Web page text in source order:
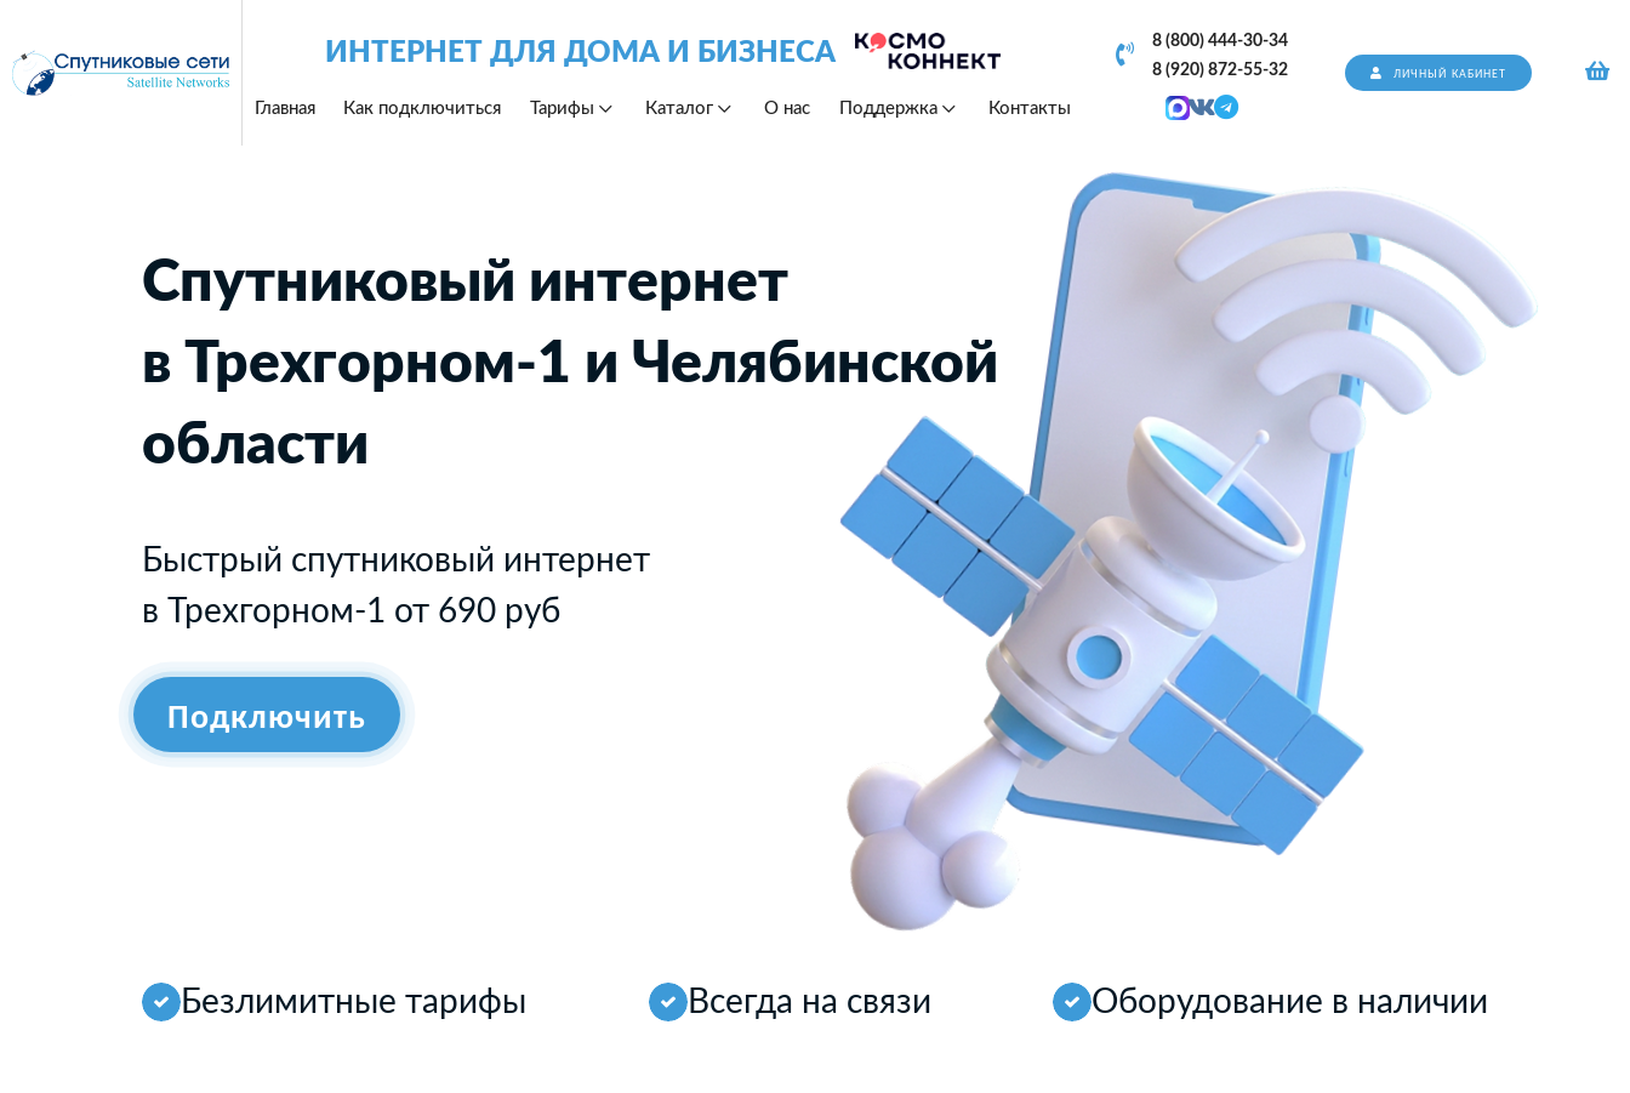
ИНТЕРНЕТ ДЛЯ ДОМА И БИЗНЕСА
Главная Как подключиться Тарифы Каталог О нас Поддержка Контакты
8 (800) 444-30-34
8 (920) 872-55-32
ЛИЧНЫЙ КАБИНЕТ
Спутниковый интернет
в Трехгорном-1 и Челябинской
области
Быстрый спутниковый интернет
в Трехгорном-1 от 690 руб
Подключить
Безлимитные тарифы Всегда на связи Оборудование в наличии